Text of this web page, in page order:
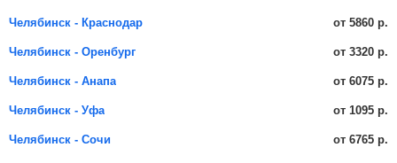
Челябинск - Краснодар от 5860 р.
Челябинск - Оренбург от 3320 р.
Челябинск - Анапа от 6075 р.
Челябинск - Уфа от 1095 р.
Челябинск - Сочи от 6765 р.